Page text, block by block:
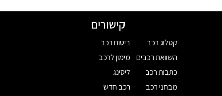
קישורים
קטלוג רכב
השוואת רכבים
כתבות רכב
מבחני רכב
ביטוח רכב
מימון לרכב
ליסינג
רכב חדש